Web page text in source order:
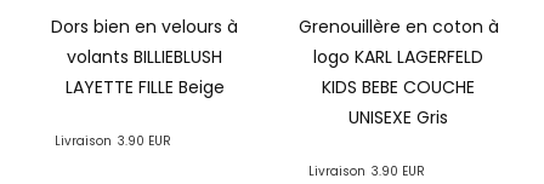
Dors bien en velours à
volants BILLIEBLUSH
LAYETTE FILLE Beige
Livraison 3.90 EUR
Grenouillère en coton à
logo KARL LAGERFELD
KIDS BEBE COUCHE
UNISEXE Gris
Livraison 3.90 EUR